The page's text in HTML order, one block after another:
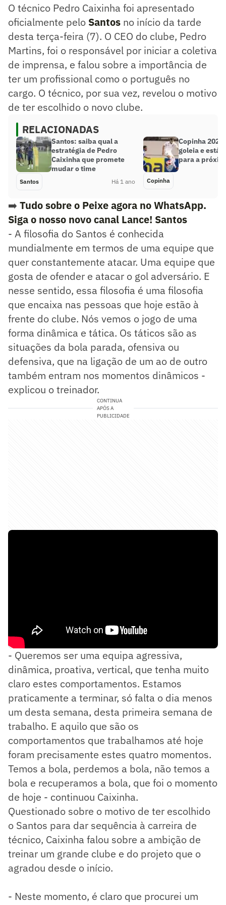
O técnico Pedro Caixinha foi apresentado
oficialmente pelo Santos no início da tarde
desta terça-feira (7). O CEO do clube, Pedro
Martins, foi o responsável por iniciar a coletiva
de imprensa, e falou sobre a importância de
ter um profissional como o português no
cargo. O técnico, por sua vez, revelou o motivo
de ter escolhido o novo clube.
RELACIONADAS
Santos: saiba qual a
estratégia de Pedro
Caixinha que promete
mudar o time
Santos Há 1 ano
Copinha
goleia e está
para a
Copinha
➡️ Tudo sobre o Peixe agora no WhatsApp.
Siga o nosso novo canal Lance! Santos
- A filosofia do Santos é conhecida
mundialmente em termos de uma equipe que
quer constantemente atacar. Uma equipe que
gosta de ofender e atacar o gol adversário. E
nesse sentido, essa filosofia é uma filosofia
que encaixa nas pessoas que hoje estão à
frente do clube. Nós vemos o jogo de uma
forma dinâmica e tática. Os táticos são as
situações da bola parada, ofensiva ou
defensiva, que na ligação de um ao de outro
também entram nos momentos dinâmicos -
explicou o treinador.
CONTINUA
APÓS A
PUBLICIDADE
- Queremos ser uma equipa agressiva,
dinâmica, proativa, vertical, que tenha muito
claro estes comportamentos. Estamos
praticamente a terminar, só falta o dia menos
um desta semana, desta primeira semana de
trabalho. E aquilo que são os
comportamentos que trabalhamos até hoje
foram precisamente estes quatro momentos.
Temos a bola, perdemos a bola, não temos a
bola e recuperamos a bola, que foi o momento
de hoje - continuou Caixinha.
Questionado sobre o motivo de ter escolhido
o Santos para dar sequência à carreira de
técnico, Caixinha falou sobre a ambição de
treinar um grande clube e do projeto que o
agradou desde o início.
- Neste momento, é claro que procurei um